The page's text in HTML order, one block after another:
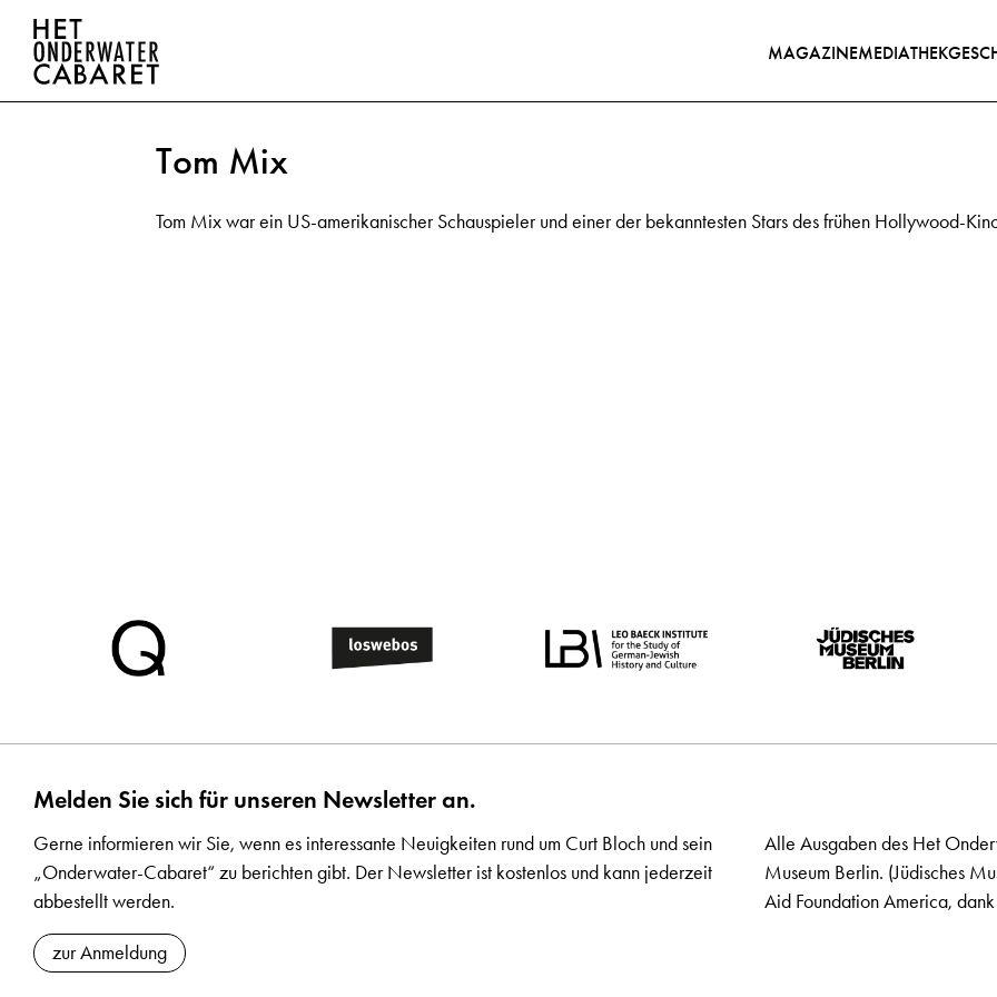
MAGAZINEMEDIATHEK
Tom Mix
Tom Mix war ein US-amerikanischer Schauspieler und einer der bekanntesten Stars des frühen Hollywood-
Melden Sie sich für unseren Newsletter an.
Gerne informieren wir Sie, wenn es interessante Neuigkeiten rund um Curt Bloch und sein
„Onderwater-Cabaret“ zu berichten gibt. Der Newsletter ist kostenlos und kann jederzeit
abbestellt werden.
zur Anmeldung
Alle Ausgaben des Het
Museum Berlin. (Jüdisches
Aid Foundation America,